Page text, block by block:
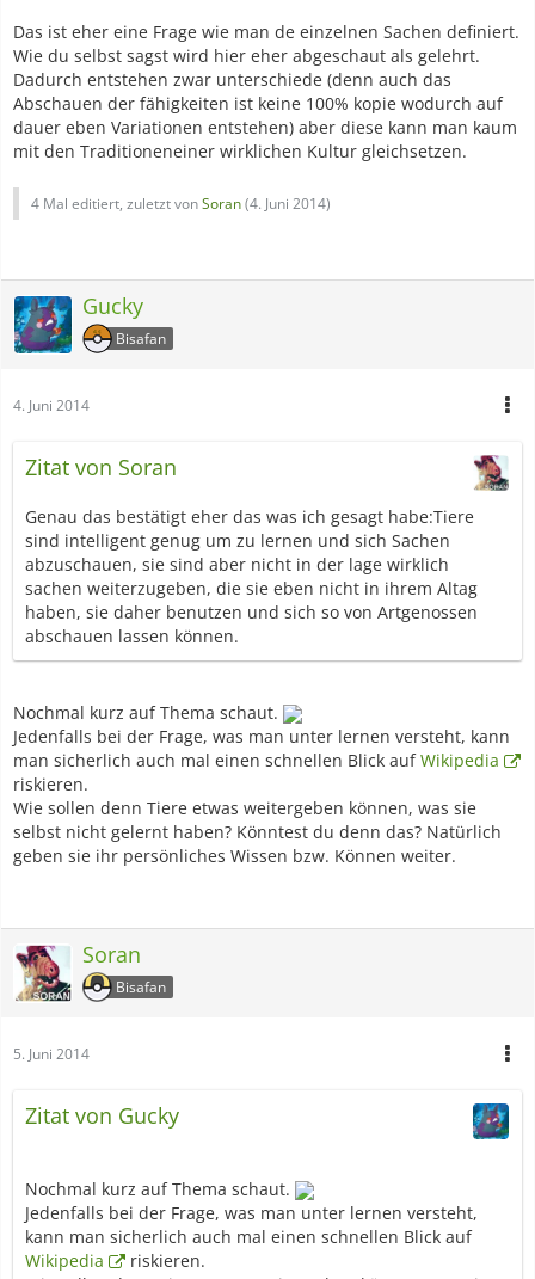
Das ist eher eine Frage wie man de einzelnen Sachen definiert.
Wie du selbst sagst wird hier eher abgeschaut als gelehrt.
Dadurch entstehen zwar unterschiede (denn auch das
Abschauen der fähigkeiten ist keine 100% kopie wodurch auf
dauer eben Variationen entstehen) aber diese kann man kaum
mit den Traditioneneiner wirklichen Kultur gleichsetzen.
4 Mal editiert, zuletzt vonSoran(4. Juni 2014)
Gucky
Bisafan
4. Juni 2014
Zitat von Soran
Genau das bestätigt eher das was ich gesagt habe:Tiere
sind intelligent genug um zu lernen und sich Sachen
abzuschauen, sie sind aber nicht in der lage wirklich
sachen weiterzugeben, die sie eben nicht in ihrem Altag
haben, sie daher benutzen und sich so von Artgenossen
abschauen lassen können.
Nochmal kurz auf Thema schaut.
Jedenfalls bei der Frage, was man unter lernen versteht, kann
man sicherlich auch mal einen schnellen Blick aufWikipedia
riskieren.
Wie sollen denn Tiere etwas weitergeben können, was sie
selbst nicht gelernt haben? Könntest du denn das? Natürlich
geben sie ihr persönliches Wissen bzw. Können weiter.
Soran
Bisafan
5. Juni 2014
Zitat von Gucky
Nochmal kurz auf Thema schaut.
Jedenfalls bei der Frage, was man unter lernen versteht,
kann man sicherlich auch mal einen schnellen Blick auf
Wikipedia
riskieren.